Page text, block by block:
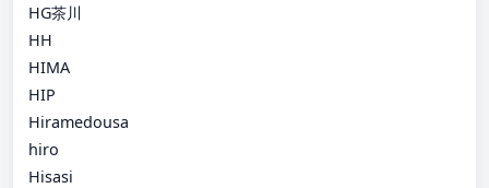
HG茶川
HH
HIMA
HIP
Hiramedousa
hiro
Hisasi